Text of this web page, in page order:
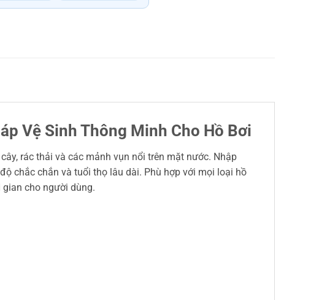
Vệ Sinh Thông Minh Cho Hồ Bơi
rác thải và các mảnh vụn nổi trên mặt nước. Nhập
chắc chắn và tuổi thọ lâu dài. Phù hợp với mọi loại hồ
cho người dùng.